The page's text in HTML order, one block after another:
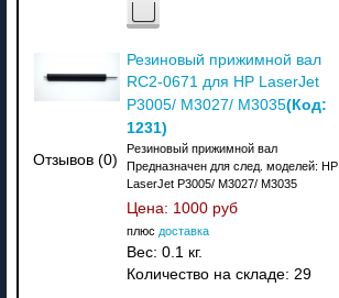
Отзывов (0)
Резиновый прижимной вал
RC2-0671 для HP LaserJet
P3005/ M3027/ M3035(Код:
1231)
Резиновый прижимной вал
Предназначен для след. моделей: HP
LaserJet P3005/ M3027/ M3035
Цена: 1000 руб
плюс доставка
Вес: 0.1 кг.
Количество на складе: 29